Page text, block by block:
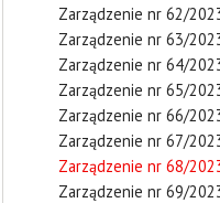
Zarządzenie nr 62/
Zarządzenie nr 63/
Zarządzenie nr 64/
Zarządzenie nr 65/
Zarządzenie nr 66/
Zarządzenie nr 67/
Zarządzenie nr 68/
Zarządzenie nr 69/